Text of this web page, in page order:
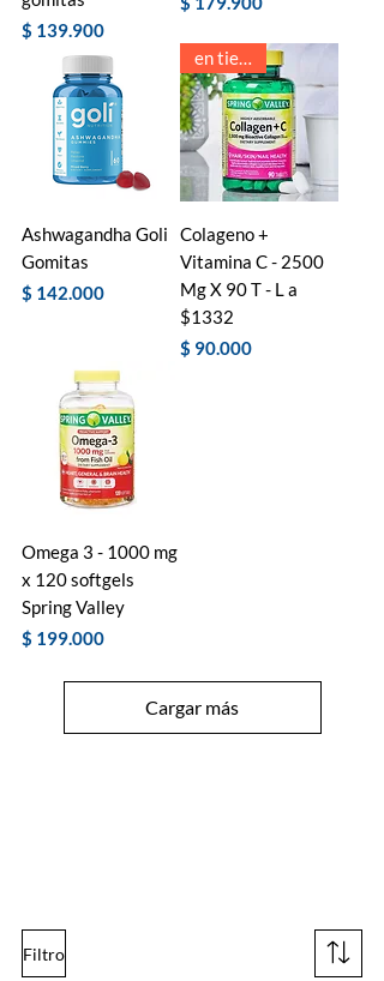
Precio
$ 139.900
Ashwagandha Goli
Gomitas
Precio
$ 142.000
en tienda!
Colageno +
Vitamina C - 2500
Mg X 90 T - L a
$1332
Precio
$ 90.000
Omega 3 - 1000 mg
x 120 softgels
Spring Valley
Precio
$ 199.000
Cargar más
Filtro